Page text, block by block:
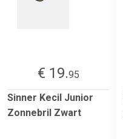
€ 19.95
Sinner Kecil Junior
Zonnebril Zwart